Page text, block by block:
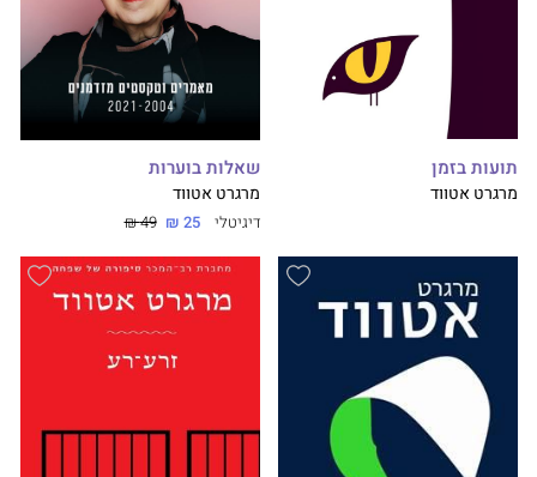
תועות בזמן
מרגרט אטווד
שאלות בוערות
מרגרט אטווד
דיגיטלי 25 ₪
49 ₪